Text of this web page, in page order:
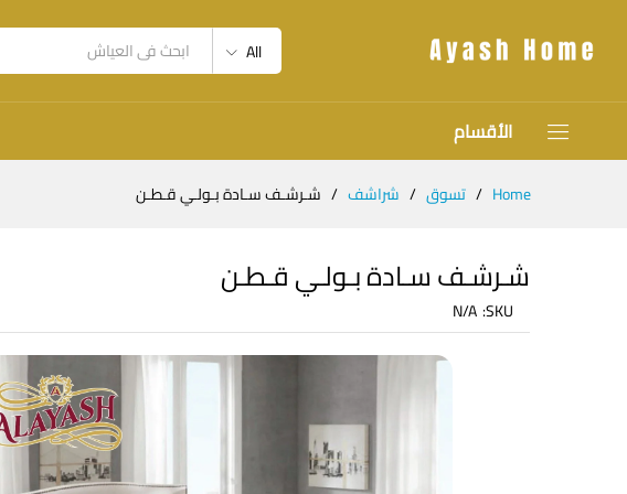
All
الأقسام
Home
/ تسوق / شراشف / شـرشـف سـادة بـولـي قـطـن
شـرشـف سـادة بـولـي قـطـن
SKU:
N/A